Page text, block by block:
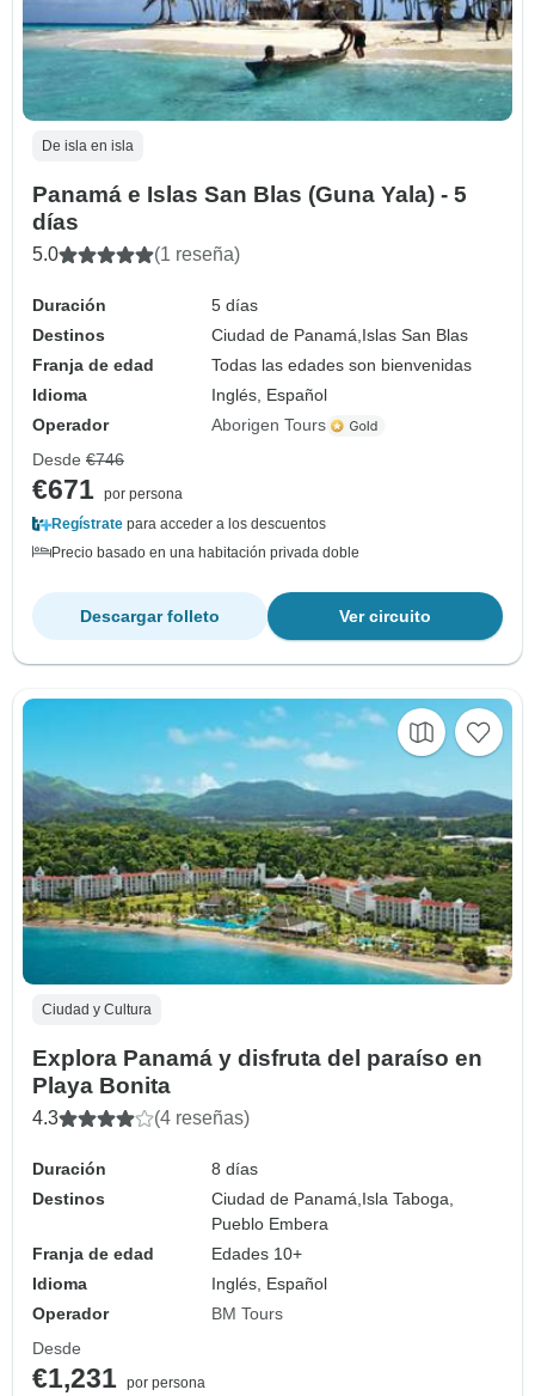
De isla en isla
Panamá e Islas San Blas (Guna Yala) - 5
días
5.0 (1 reseña)
Duración
5 días
Destinos
Ciudad de Panamá, Islas San Blas
Franja de edad
Todas las edades son bienvenidas
Idioma
Inglés, Español
Operador
Aborigen Tours
Desde €746
€671 por persona
Regístrate para acceder a los descuentos
Precio basado en una habitación privada doble
Ver circuito
Descargar folleto
Ciudad y Cultura
Explora Panamá y disfruta del paraíso en
Playa Bonita
4.3 (4 reseñas)
Duración
8 días
Destinos
Ciudad de Panamá, Isla Taboga,
Pueblo Embera
Franja de edad
Edades 10+
Idioma
Inglés, Español
Operador
BM Tours
Desde
€1,231 por persona